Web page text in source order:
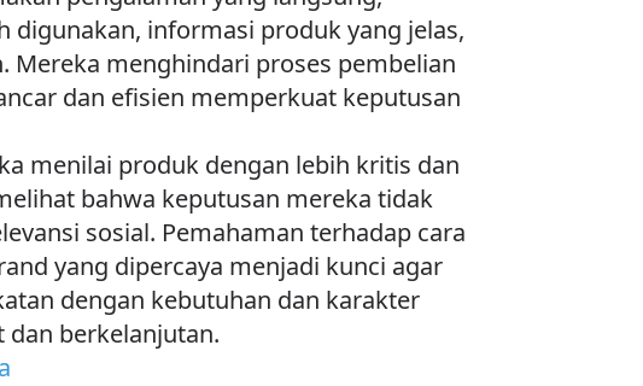
digunakan, informasi produk yang jelas,
Mereka menghindari proses pembelian
dan efisien memperkuat keputusan
menilai produk dengan lebih kritis dan
bahwa keputusan mereka tidak
sosial. Pemahaman terhadap cara
yang dipercaya menjadi kunci agar
dengan kebutuhan dan karakter
berkelanjutan.